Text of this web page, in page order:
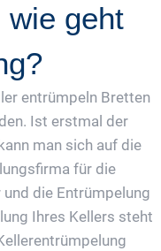
wie geht
entrümpeln Bretten
Ist erstmal der
man sich auf die
für die
die Entrümpelung
Ihres Kellers steht